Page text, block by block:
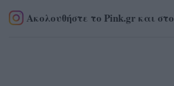
Ακολουθήστε το Pink.gr και στο